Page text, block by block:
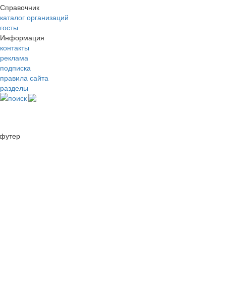
Справочник
каталог организаций
госты
Информация
контакты
реклама
подписка
правила сайта
разделы
поиск
футер